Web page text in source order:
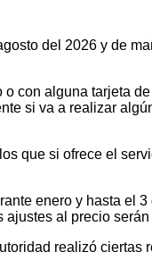
del 2026 y de
con alguna tarjeta
si va a realizar
que si ofrece el
enero y hasta el
ajustes al precio
realizó ciertas